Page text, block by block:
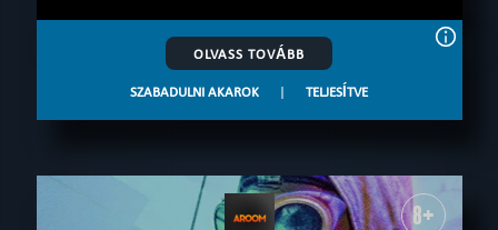
OLVASS TOVÁBB
SZABADULNI AKAROK | TELJESÍTVE
8+